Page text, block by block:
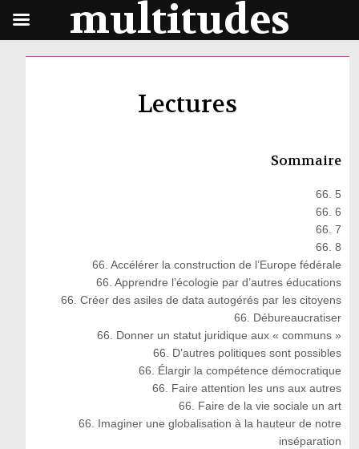
Lectures
Sommaire
66. 5
66. 6
66. 7
66. 8
66. Accélérer la construction de l’Europe fédérale
66. Apprendre l’écologie par d’autres éducations
66. Créer des asiles de data autogérés par les citoyens
66. Débureaucratiser
66. Donner un statut juridique aux « communs »
66. D’autres politiques sont possibles
66. Élargir la compétence démocratique
66. Faire attention les uns aux autres
66. Faire de la vie sociale un art
66. Imaginer une globalisation à la hauteur de notre
inséparation
multitudes